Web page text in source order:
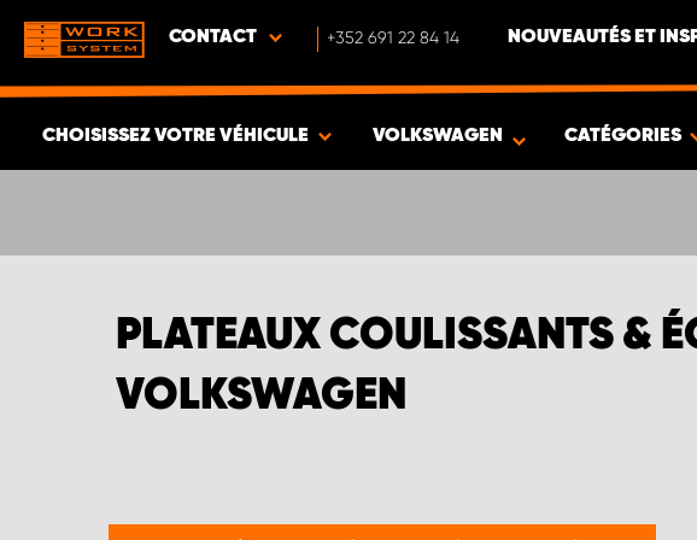
CONTACT +352 691 22 84 14 NOUVEAUTÉS ET
CHOISISSEZ VOTRE VÉHICULE VOLKSWAGEN CATÉGORIES
PLATEAUX COULISSANTS &
VOLKSWAGEN